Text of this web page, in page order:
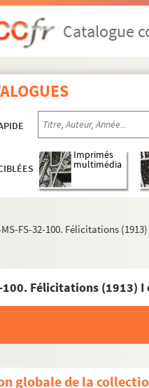
Catalogue
Imprimés
multimédia
FS-32-100. Félicitations
100. Félicitations (1913) I
globale de la